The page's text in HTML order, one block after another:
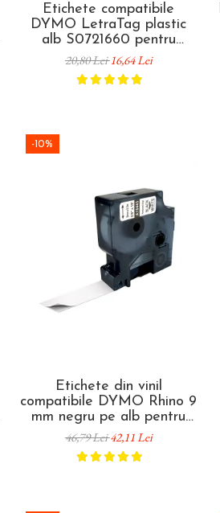
Etichete compatibile
DYMO LetraTag plastic
alb S0721660 pentru
organizare acasă, birou și
școală
20,80 Lei16,64 Lei
-10%
Etichete din vinil
compatibile DYMO Rhino 9
mm negru pe alb pentru
tablouri electrice, panouri
de comandă și cabluri
18443
46,79 Lei42,11 Lei